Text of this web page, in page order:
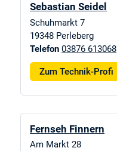
Sebastian Seidel
Schuhmarkt 7
19348 Perleberg
Telefon 03876 613068
Zum Technik-Profi
Fernseh Finnern
Am Markt 28